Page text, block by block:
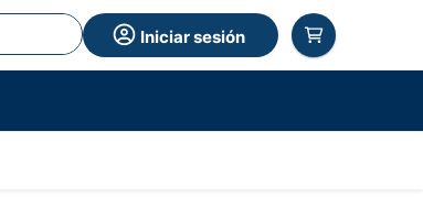
Iniciar sesión